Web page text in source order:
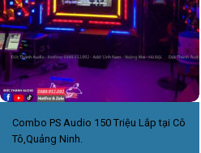
Combo PS Audio 150 Triệu Lắp tại Cô
Tô,Quảng Ninh.